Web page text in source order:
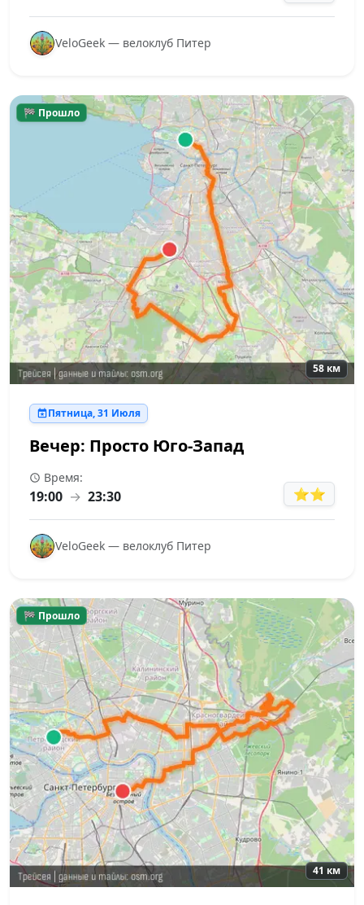
VeloGeek — велоклуб Питер
🏁 Прошло
58 км
Пятница, 31 Июля
Вечер: Просто Юго-Запад
Время:
19:00 → 23:30 ⭐⭐
VeloGeek — велоклуб Питер
🏁 Прошло
41 км